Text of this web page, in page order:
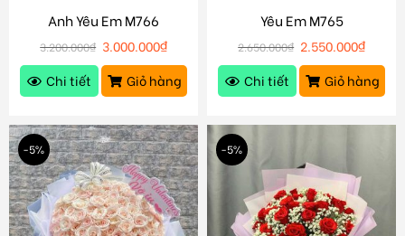
Anh Yêu Em M766
3.200.000₫ 3.000.000₫
Chi tiết
Giỏ hàng
Yêu Em M765
2.650.000₫ 2.550.000₫
Chi tiết
Giỏ hàng
-5% -5%